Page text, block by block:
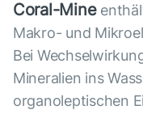
Coral-Mine
Makro- und
Bei
Mineralien ins
organoleptischen